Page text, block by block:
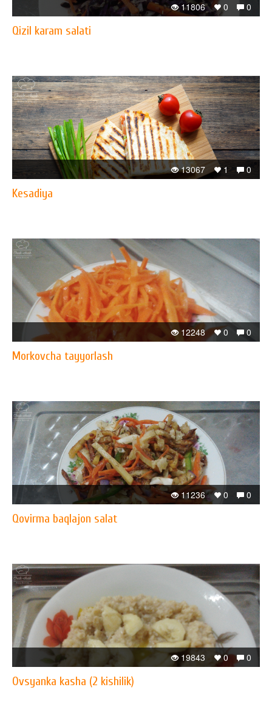
0
0
11806
Qizil karam salati
0
1
13067
Kesadiya
0
0
12248
Morkovcha tayyorlash
0
0
11236
Qovirma baqlajon salat
0
0
19843
Ovsyanka kasha (2 kishilik)